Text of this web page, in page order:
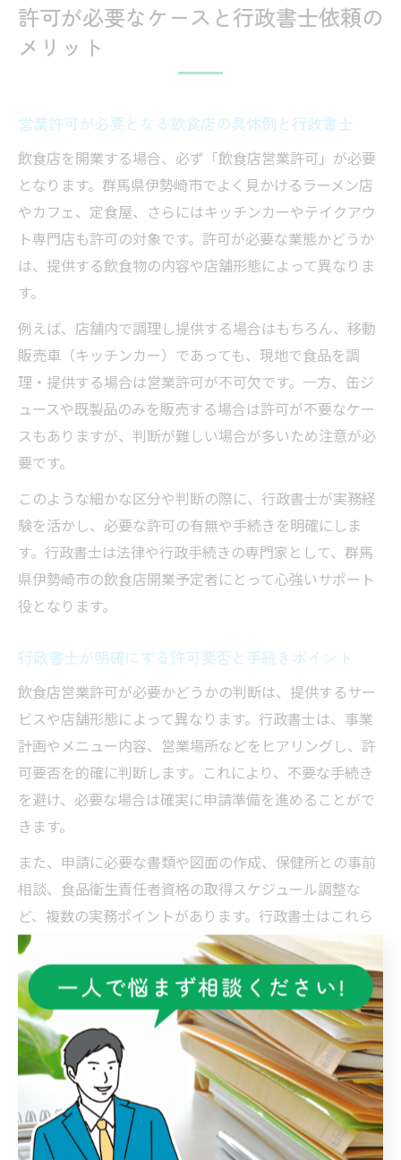
許可が必要なケースと行政書士依頼の
メリット
営業許可が必要となる飲食店の具体例と行政書士
飲食店を開業する場合、必ず「飲食店営業許可」が必要
となります。群馬県伊勢崎市でよく見かけるラーメン店
やカフェ、定食屋、さらにはキッチンカーやテイクアウ
ト専門店も許可の対象です。許可が必要な業態かどうか
は、提供する飲食物の内容や店舗形態によって異なりま
す。
例えば、店舗内で調理し提供する場合はもちろん、移動
販売車（キッチンカー）であっても、現地で食品を調
理・提供する場合は営業許可が不可欠です。一方、缶ジ
ュースや既製品のみを販売する場合は許可が不要なケー
スもありますが、判断が難しい場合が多いため注意が必
要です。
このような細かな区分や判断の際に、行政書士が実務経
験を活かし、必要な許可の有無や手続きを明確にしま
す。行政書士は法律や行政手続きの専門家として、群馬
県伊勢崎市の飲食店開業予定者にとって心強いサポート
役となります。
行政書士が明確にする許可要否と手続きポイント
飲食店営業許可が必要かどうかの判断は、提供するサー
ビスや店舗形態によって異なります。行政書士は、事業
計画やメニュー内容、営業場所などをヒアリングし、許
可要否を的確に判断します。これにより、不要な手続き
を避け、必要な場合は確実に申請準備を進めることがで
きます。
また、申請に必要な書類や図面の作成、保健所との事前
相談、食品衛生責任者資格の取得スケジュール調整な
ど、複数の実務ポイントがあります。行政書士はこれら
の工程を一括管理し、手戻りや書類不備による申請遅延
を未然に防ぎます。
例えば、伊勢崎市の保健所に提出する施設図面は、調理
場や手洗い場の配置など細かな基準を満たす必要があ
り、経験の浅い方には難易度が高い作業です。行政書士
のサポートを受けることで、現地確認や提出書類の精度
が向上し、スムーズな許可取得につながります。